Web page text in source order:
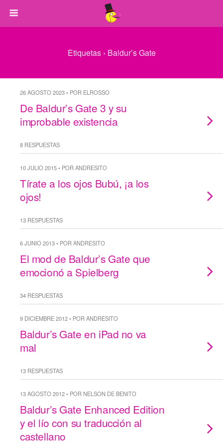
Etiquetas › Baldur’s Gate
26 AGOSTO 2023 • POR ELROSSO
De Baldur’s Gate 3 y su
improbable existencia
8 RESPUESTAS
10 JULIO 2015 • POR ANDRESITO
Tírate a los ojos Bubú, ¡a los
ojos!
13 RESPUESTAS
6 JUNIO 2013 • POR ANDRESITO
El mod de Baldur’s Gate que
emocionó a Spielberg
34 RESPUESTAS
9 DICIEMBRE 2012 • POR ANDRESITO
Baldur’s Gate en iPad no va
mal
13 RESPUESTAS
13 AGOSTO 2012 • POR NELSON DE BENITO
Baldur’s Gate Enhanced Edition
y el lío con su traducción al
castellano